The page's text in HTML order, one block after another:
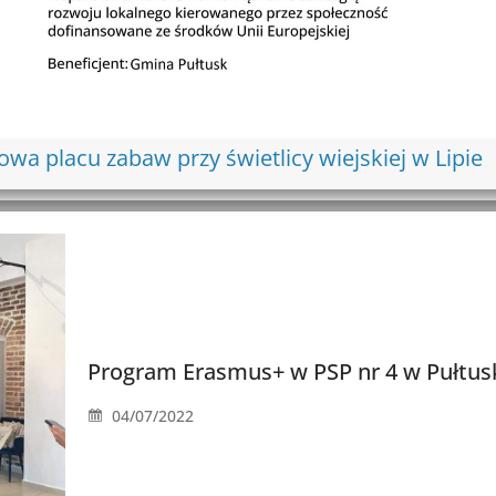
placu zabaw przy świetlicy wiejskiej w Lipie
Program Erasmus+ w PSP nr 4 w
04/07/2022